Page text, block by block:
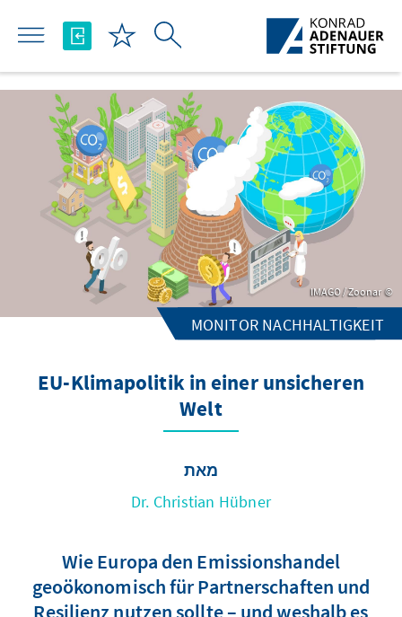
Skip to Main Content
MONITOR NACHHALTIGKEIT
EU-Klimapolitik in einer unsicheren
Welt
מאת
Dr. Christian Hübner
Wie Europa den Emissionshandel
geoökonomisch für Partnerschaften und
Resilienz nutzen sollte – und weshalb es